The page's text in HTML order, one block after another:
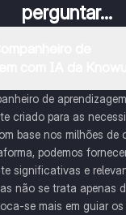
perguntar...
de
criado para as
base nos milhões de
podemos
significativas e
não se trata apenas
se mais em guiar